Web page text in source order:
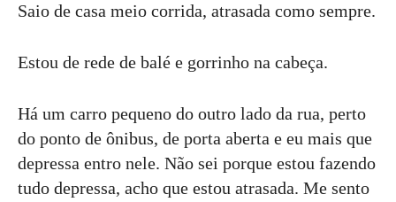
Saio de casa meio corrida, atrasada como sempre.
Estou de rede de balé e gorrinho na cabeça.
Há um carro pequeno do outro lado da rua, perto
do ponto de ônibus, de porta aberta e eu mais que
depressa entro nele. Não sei porque estou fazendo
tudo depressa, acho que estou atrasada. Me sento